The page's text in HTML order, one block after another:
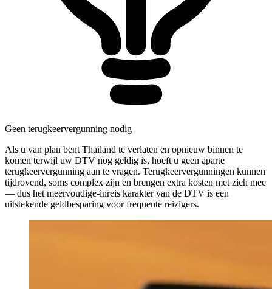
Geen terugkeervergunning nodig
Als u van plan bent Thailand te verlaten en opnieuw binnen te
komen terwijl uw DTV nog geldig is, hoeft u geen aparte
terugkeervergunning aan te vragen. Terugkeervergunningen kunnen
tijdrovend, soms complex zijn en brengen extra kosten met zich mee
— dus het meervoudige-inreis karakter van de DTV is een
uitstekende geldbesparing voor frequente reizigers.